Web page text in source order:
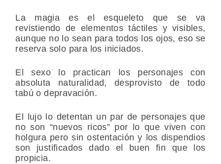
La magia es el esqueleto que se va
revistiendo de elementos táctiles y visibles,
aunque no lo sean para todos los ojos, eso se
reserva solo para los iniciados.
El sexo lo practican los personajes con
absoluta naturalidad, desprovisto de todo
tabú o depravación.
El lujo lo detentan un par de personajes que
no son “nuevos ricos” por lo que viven con
holgura pero sin ostentación y los dispendios
son justificados dado el buen fin que los
propicia.